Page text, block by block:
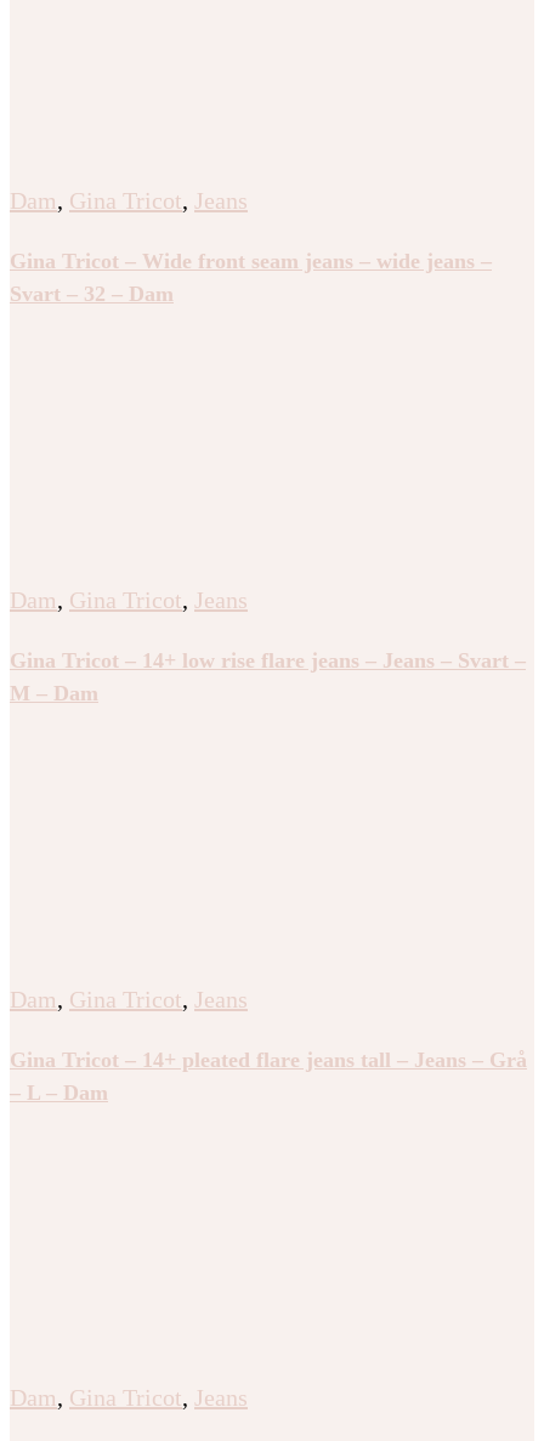
Dam, Gina Tricot, Jeans
Gina Tricot – Wide front seam jeans – wide jeans –
Svart – 32 – Dam
Dam, Gina Tricot, Jeans
Gina Tricot – 14+ low rise flare jeans – Jeans – Svart –
M – Dam
Dam, Gina Tricot, Jeans
Gina Tricot – 14+ pleated flare jeans tall – Jeans – Grå
– L – Dam
Dam, Gina Tricot, Jeans